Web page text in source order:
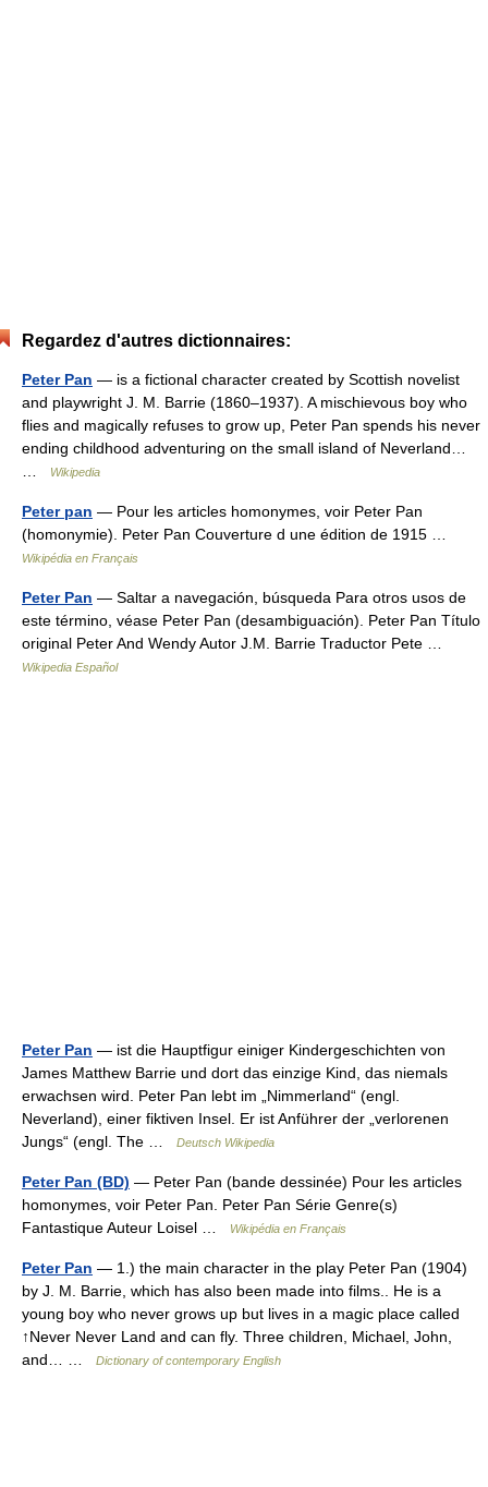
Regardez d'autres dictionnaires:
Peter Pan — is a fictional character created by Scottish novelist
and playwright J. M. Barrie (1860–1937). A mischievous boy who
flies and magically refuses to grow up, Peter Pan spends his never
ending childhood adventuring on the small island of Neverland…
…
Wikipedia
Peter pan — Pour les articles homonymes, voir Peter Pan
(homonymie). Peter Pan Couverture d une édition de 1915 …
Wikipédia en Français
Peter Pan — Saltar a navegación, búsqueda Para otros usos de
este término, véase Peter Pan (desambiguación). Peter Pan Título
original Peter And Wendy Autor J.M. Barrie Traductor Pete …
Wikipedia Español
Peter Pan — ist die Hauptfigur einiger Kindergeschichten von
James Matthew Barrie und dort das einzige Kind, das niemals
erwachsen wird. Peter Pan lebt im „Nimmerland“ (engl.
Neverland), einer fiktiven Insel. Er ist Anführer der „verlorenen
Jungs“ (engl. The …
Deutsch Wikipedia
Peter Pan (BD) — Peter Pan (bande dessinée) Pour les articles
homonymes, voir Peter Pan. Peter Pan Série Genre(s)
Fantastique Auteur Loisel …
Wikipédia en Français
Peter Pan — 1.) the main character in the play Peter Pan (1904)
by J. M. Barrie, which has also been made into films.. He is a
young boy who never grows up but lives in a magic place called
↑Never Never Land and can fly. Three children, Michael, John,
and… …
Dictionary of contemporary English